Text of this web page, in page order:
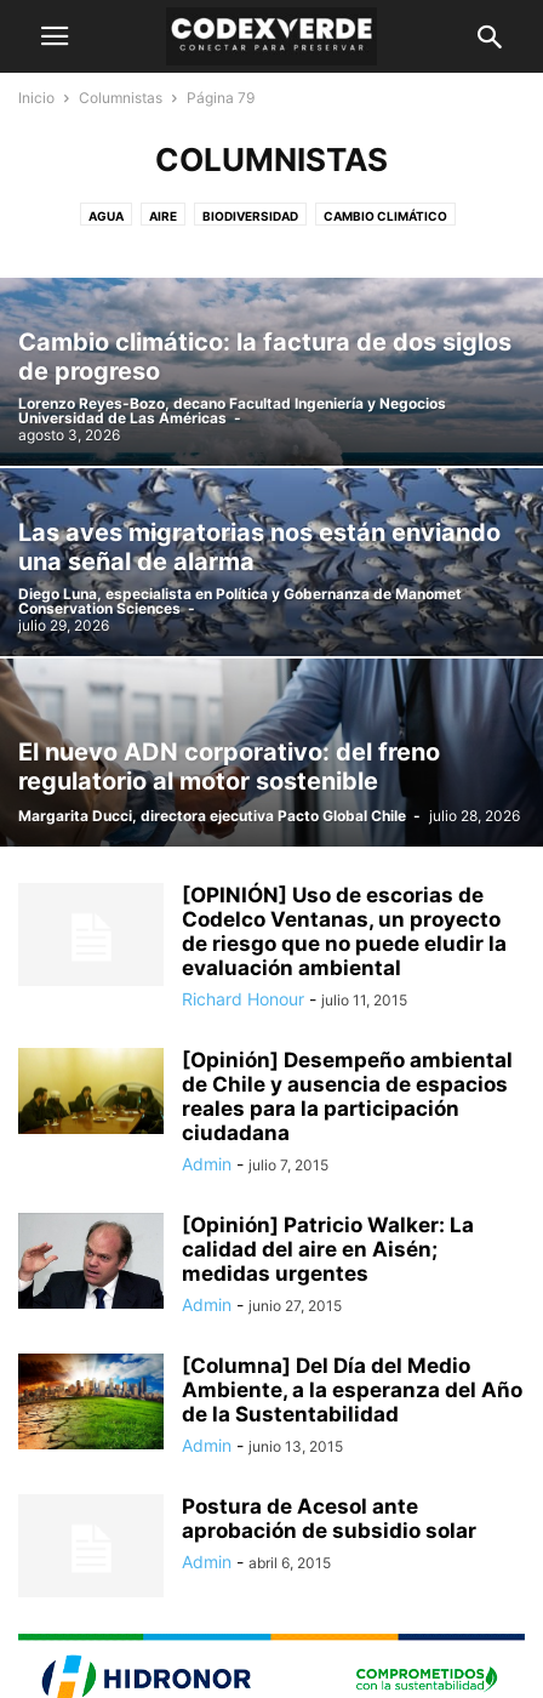
Inicio Columnistas Página 79
COLUMNISTAS
AGUA AIRE BIODIVERSIDAD CAMBIO CLIMÁTICO
DÍA INTERNACIONAL DE LA MUJER Y LA NIÑA EN LAS CIENCIAS 2022
DÍA MUNDIAL DEL ÁRBOL 2021 DÍA MUNDIAL DEL MEDIO AMBIENTE
EDUCACIÓN ENERGÍA
ESPECIAL DÍA MUNDIAL DE LA CONCIENCIA SOBRE EL RUIDO 2017
ESPECIAL DÍA MUNDIAL DEL AGUA 2017 EVENTOS
EVENTOS CODEXVERDE GESTIÓN AMBIENTAL
GUÍA CARRERAS AMBIENTALES GUÍA DE CARRERAS AMBIENTALES 2026
GUÍA DE CARRERAS Y CURSOS DE ENERGÍA ÍDOLAS LEÍDO
LO MÁS LEÍDO 2025 LO MÁS LEÍDO DEL 2024
PROPUESTAS AMBIENTALES RESIDUOS SÓLIDOS SIN CATEGORÍA
TENDENCIAS
Cambio climático: la factura de dos siglos
de progreso
Lorenzo Reyes-Bozo, decano Facultad Ingeniería y Negocios
Universidad de Las Américas -
agosto 3, 2026
Las aves migratorias nos están enviando
una señal de alarma
Diego Luna, especialista en Política y Gobernanza de Manomet
Conservation Sciences -
julio 29, 2026
El nuevo ADN corporativo: del freno
regulatorio al motor sostenible
Margarita Ducci, directora ejecutiva Pacto Global Chile - julio 28, 2026
[OPINIÓN] Uso de escorias de
Codelco Ventanas, un proyecto
de riesgo que no puede eludir la
evaluación ambiental
Richard Honour - julio 11, 2015
[Opinión] Desempeño ambiental
de Chile y ausencia de espacios
reales para la participación
ciudadana
Admin - julio 7, 2015
[Opinión] Patricio Walker: La
calidad del aire en Aisén;
medidas urgentes
Admin - junio 27, 2015
[Columna] Del Día del Medio
Ambiente, a la esperanza del Año
de la Sustentabilidad
Admin - junio 13, 2015
Postura de Acesol ante
aprobación de subsidio solar
Admin - abril 6, 2015